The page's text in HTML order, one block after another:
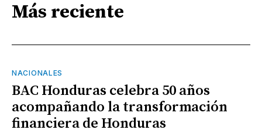
Más reciente
NACIONALES
BAC Honduras celebra 50 años
acompañando la transformación
financiera de Honduras